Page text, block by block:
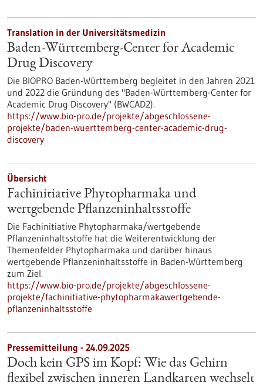
Translation in der Universitätsmedizin
Baden-Württemberg-Center for Academic
Drug Discovery
Die BIOPRO Baden-Württemberg begleitet in den Jahren 2021
und 2022 die Gründung des "Baden-Württemberg-Center for
Academic Drug Discovery" (BWCAD2).
https://www.bio-pro.de/projekte/abgeschlossene-
projekte/baden-wuerttemberg-center-academic-drug-
discovery
Übersicht
Fachinitiative Phytopharmaka und
wertgebende Pflanzeninhaltsstoffe
Die Fachinitiative Phytopharmaka/wertgebende
Pflanzeninhaltsstoffe hat die Weiterentwicklung der
Themenfelder Phytopharmaka und darüber hinaus
wertgebende Pflanzeninhaltsstoffe in Baden-Württemberg
zum Ziel.
https://www.bio-pro.de/projekte/abgeschlossene-
projekte/fachinitiative-phytopharmakawertgebende-
pflanzeninhaltsstoffe
Pressemitteilung - 24.09.2025
Doch kein GPS im Kopf: Wie das Gehirn
flexibel zwischen inneren Landkarten wechselt